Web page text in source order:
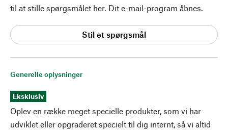
Generelle oplysninger
Eksklusiv
Oplev en række meget specielle produkter, som vi har
udviklet eller opgraderet specielt til dig internt, så vi altid
til at stille spørgsmålet her. Dit e-mail-program åbnes.
Stil et spørgsmål